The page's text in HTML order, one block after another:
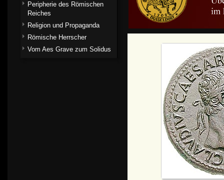
Peripherie des Römischen
Reiches
Religion und Propaganda
Römische Herrscher
Vom Aes Grave zum Solidus